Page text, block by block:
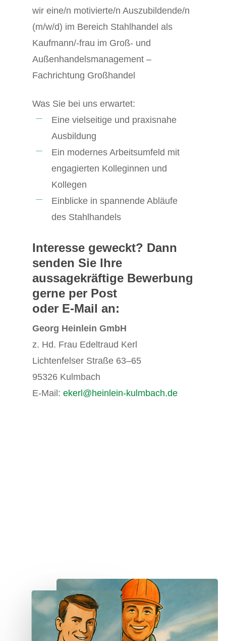
wir eine/n motivierte/n Auszubildende/n
(m/w/d) im Bereich Stahlhandel als
Kaufmann/-frau im Groß- und
Außenhandelsmanagement –
Fachrichtung Großhandel
Was Sie bei uns erwartet:
Eine vielseitige und praxisnahe
Ausbildung
Ein modernes Arbeitsumfeld mit
engagierten Kolleginnen und
Kollegen
Einblicke in spannende Abläufe
des Stahlhandels
Interesse geweckt? Dann
senden Sie Ihre
aussagekräftige Bewerbung
gerne per Post
oder E-Mail an:
Georg Heinlein GmbH
z. Hd. Frau Edeltraud Kerl
Lichtenfelser Straße 63–65
95326 Kulmbach
E-Mail:ekerl@heinlein-kulmbach.de